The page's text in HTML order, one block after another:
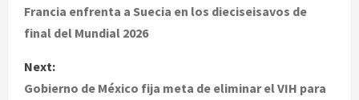
o
t
Francia enfrenta a Suecia en los dieciseisavos de
final del Mundial 2026
Next:
Gobierno de México fija meta de eliminar el VIH para